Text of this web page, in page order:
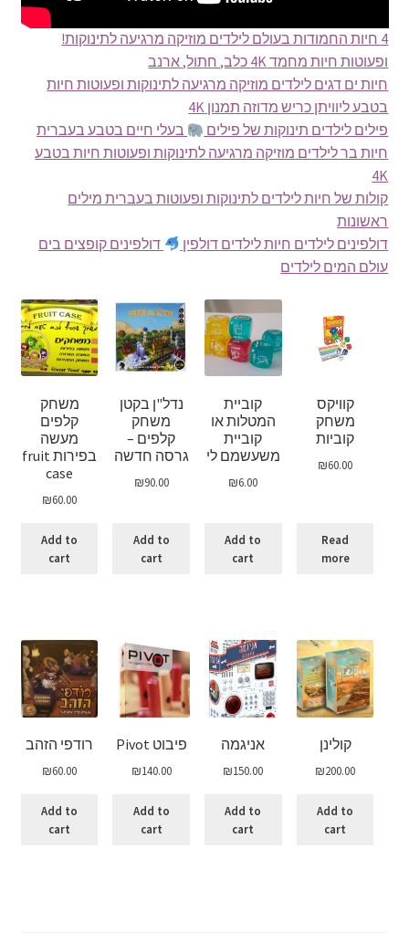
4 חיות החמודות בעולם לילדים מוזיקה מרגיעה לתינוקות!
ופעוטות חיות מחמד 4K כלב, חתול, ארנב
חיות ים דגים לילדים מוזיקה מרגיעה לתינוקות ופעוטות חיות
בטבע ליוויתן כריש מדוזה תמנון 4K
פילים לילדים תינוקות של פילים
בעלי חיים בטבע בעברית
חיות בר לילדים מוזיקה מרגיעה לתינוקות ופעוטות חיות בטבע
4K
קולות של חיות לילדים לתינוקות ופעוטות בעברית מילים
ראשונות
דולפינים לילדים חיות לילדים דולפין
דולפינים קופצים בים
עולם המים לילדים
קוויקס
משחק
קוביות
₪60.00
Read
more
קוביית
המטלות או
קוביית
משעשמם לי
₪6.00
Add to
cart
נדל"ן בקטן
משחק
קלפים –
גרסה חדשה
₪90.00
Add to
cart
משחק
קלפים
מעשה
בפירות fruit
case
₪60.00
Add to
cart
קולינן
₪200.00
Add to
cart
אניגמה
₪150.00
Add to
cart
פיבוט Pivot
₪140.00
Add to
cart
רודפי הזהב
₪60.00
Add to
cart